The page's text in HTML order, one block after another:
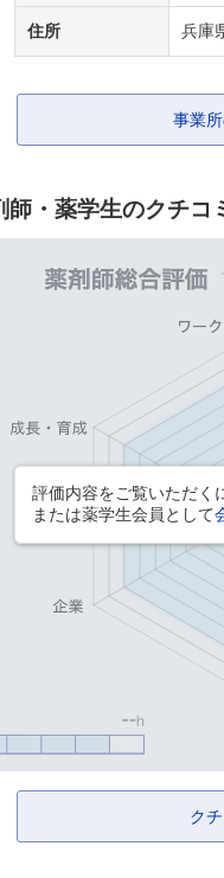
住所 兵庫
事業
・薬学生のクチコ
評価内容をご覧いただく
または薬学生会員として
ク